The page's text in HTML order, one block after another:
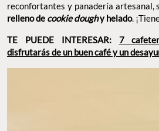
reconfortantes y panadería artesanal,
relleno de cookie doughy helado.
TE PUEDE INTERESAR: 7
disfrutarás de un buen café y un